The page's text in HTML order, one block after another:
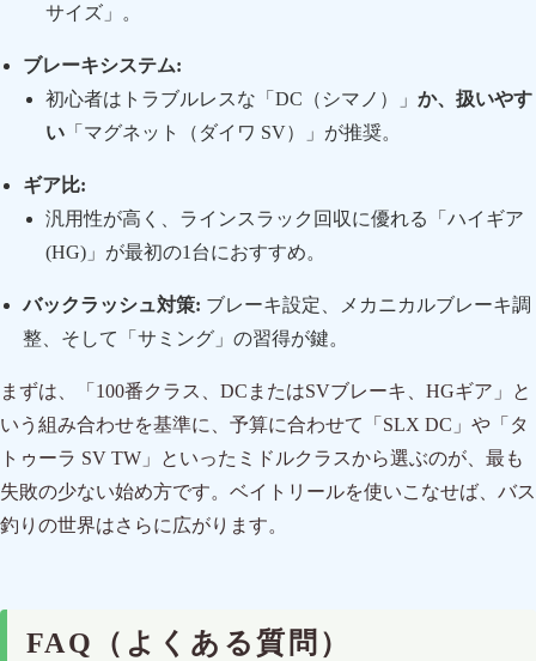
サイズ」。
ブレーキシステム:
初心者はトラブルレスな「DC（シマノ）」か、扱いやす
い 「マグネット（ダイワ SV）」が推奨。
ギア比:
汎用性が高く、ラインスラック回収に優れる「ハイギア
(HG)」が最初の1台におすすめ。
バックラッシュ対策: ブレーキ設定、メカニカルブレーキ調
整、そして「サミング」の習得が鍵。
まずは、「100番クラス、DCまたはSVブレーキ、HGギア」と
いう組み合わせを基準に、予算に合わせて「SLX DC」や「タ
トゥーラ SV TW」といったミドルクラスから選ぶのが、最も
失敗の少ない始め方です。ベイトリールを使いこなせば、バス
釣りの世界はさらに広がります。
FAQ（よくある質問）